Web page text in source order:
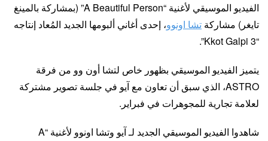
الفيديو الموسيقي لأغنية “A Beautiful Person” (بمشاركة بالمينغ
تايغر) مشاركة تشا اونوو، إحدى أغاني ألبومها الجديد المُعاد إنتاجه
“Kkot Galpi 3”.
يتميز الفيديو الموسيقي بظهور خاص لتشا أون وو من فرقة
ASTRO، الذي سبق أن تعاون مع آيو في جلسة تصوير مشتركة
لعلامة تجارية للمجوهرات في فبراير.
شاهدوا الفيديو الموسيقي الجديد لـ آيو وتشا اونوو لأغنية “A